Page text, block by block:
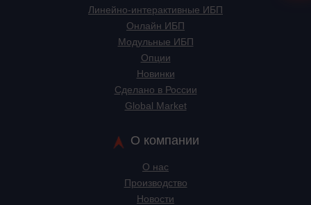
Линейно-интерактивные ИБП
Онлайн ИБП
Модульные ИБП
Опции
Новинки
Сделано в России
Global Market
О компании
О нас
Производство
Новости